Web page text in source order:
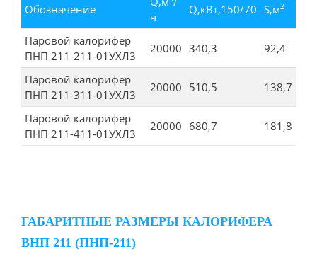
Обозначение
ч
Q,кВт,150/70 S,м2
Паровой калорифер
ПНП 211-211-01УХЛ3
20000 340,3 92,4
Паровой калорифер
ПНП 211-311-01УХЛ3
20000 510,5 138,7
Паровой калорифер
ПНП 211-411-01УХЛ3
20000 680,7 181,8
ГАБАРИТНЫЕ РАЗМЕРЫ КАЛОРИФЕРА
ВНП 211 (ПНП-211)